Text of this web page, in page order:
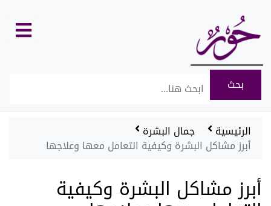
الرئيسية جمال البشرة
أبرز مشاكل البشرة وكيفية التعامل معها وعلاجها
أبرز مشاكل البشرة وكيفية